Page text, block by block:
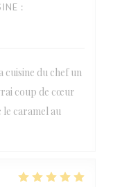
:
cuisine du chef un
coup de cœur
le caramel au